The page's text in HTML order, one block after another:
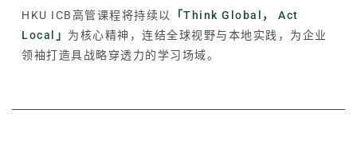
HKU ICB高管课程将持续以
「Think Global， Act
Local」 为核心精神，连结全球视野与本地实践，为企业
领袖打造具战略穿透力的学习场域。